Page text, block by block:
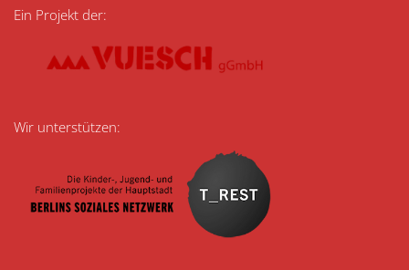
Ein Projekt der:
Wir unterstützen: